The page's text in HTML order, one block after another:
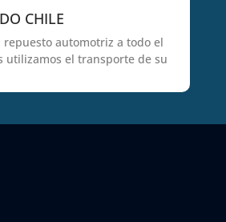
CHILE
repuesto automotriz a todo el
utilizamos el transporte de su